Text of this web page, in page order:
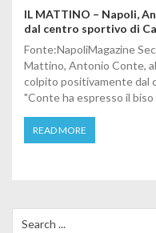
IL MATTINO – Napoli,
dal centro sportivo di
Fonte:NapoliMagazine
Mattino, Antonio Conte,
colpito positivamente dal
"Conte ha espresso il biso
READ MORE